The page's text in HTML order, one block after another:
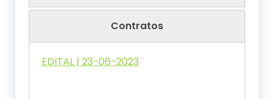
Contratos
EDITAL | 23-06-2023